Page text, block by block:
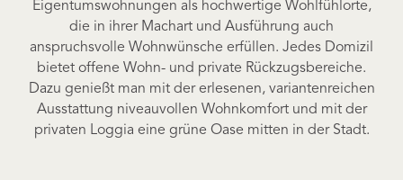
Eigentumswohnungen als hochwertige Wohlfühlorte,
die in ihrer Machart und Ausführung auch
anspruchsvolle Wohnwünsche erfüllen. Jedes Domizil
bietet offene Wohn- und private Rückzugsbereiche.
Dazu genießt man mit der erlesenen, variantenreichen
Ausstattung niveauvollen Wohnkomfort und mit der
privaten Loggia eine grüne Oase mitten in der Stadt.